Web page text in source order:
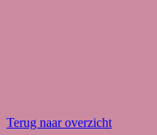
Terug naar overzicht